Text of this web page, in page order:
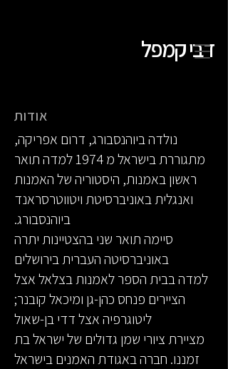
אודות
נולדה ביוהנסבורג, דרום אפריקה,
מתגוררת בישראל מ 1974 למדה תואר
ראשון באמנות, היסטוריה של האמנות
ואנגלית באוניברסיטת ויטווטרסראנד
ביוהנסבורג.
סיימה תואר שני בהצטיינות יתרה
באוניברסיטה העברית בירושלים
למדה בבית הספר לאמנות בצלאל אצל
הציירים פנחס כהן-גן ומיכאל קובנר;
ליטוגרפיה אצל דדי בן-שאול
מציירת ציורי שמן גדולים שלישראל בת
זמננו. חברה באגודת האמנים בישראל